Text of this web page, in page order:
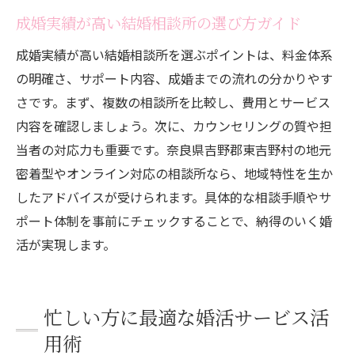
成婚実績が高い結婚相談所の選び方ガイド
成婚実績が高い結婚相談所を選ぶポイントは、料金体系
の明確さ、サポート内容、成婚までの流れの分かりやす
さです。まず、複数の相談所を比較し、費用とサービス
内容を確認しましょう。次に、カウンセリングの質や担
当者の対応力も重要です。奈良県吉野郡東吉野村の地元
密着型やオンライン対応の相談所なら、地域特性を生か
したアドバイスが受けられます。具体的な相談手順やサ
ポート体制を事前にチェックすることで、納得のいく婚
活が実現します。
忙しい方に最適な婚活サービス活
用術